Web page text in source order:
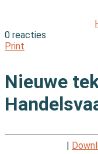
0 reacties
Print
Nieuwe